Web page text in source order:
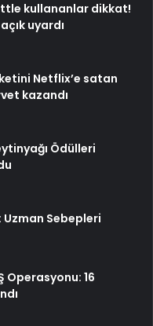
kullananlar dikkat!
uyardı
Netflix’e satan
kazandı
Ödülleri
Uzman Sebepleri
Operasyonu: 16